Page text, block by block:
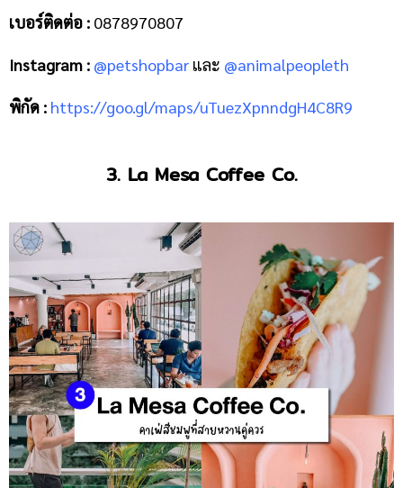
เบอร์ติดต่อ : 0878970807
Instagram : @petshopbar และ @animalpeopleth
พิกัด : https://goo.gl/maps/uTuezXpnndgH4C8R9
3. La Mesa Coffee Co.